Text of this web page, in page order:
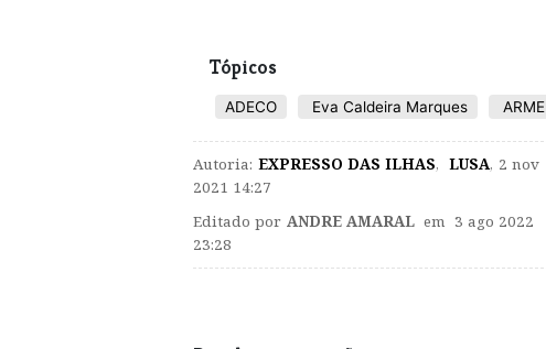
Tópicos
ADECO Eva Caldeira Marques ARME
Autoria: EXPRESSO DAS ILHAS, LUSA, 2 nov
2021 14:27
Editado por ANDRE AMARAL em 3 ago 2022
23:28